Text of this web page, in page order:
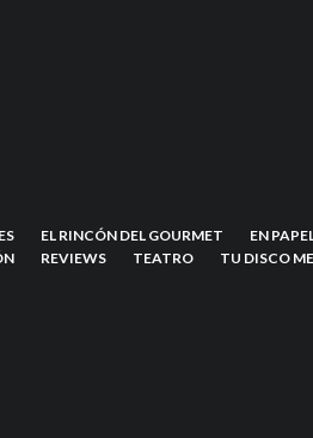
EL RINCÓN DEL GOURMET EN
REVIEWS TEATRO TU DISCO